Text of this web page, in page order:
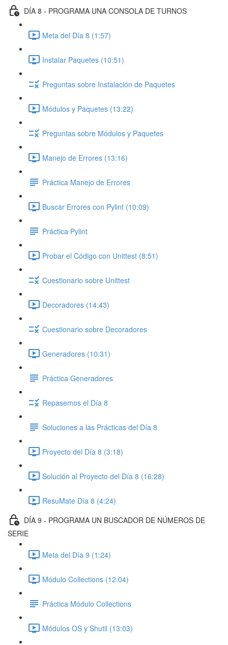
DÍA 8 - PROGRAMA UNA CONSOLA DE TURNOS
Meta del Día 8 (1:57)
Instalar Paquetes (10:51)
Preguntas sobre Instalación de Paquetes
Módulos y Paquetes (13:22)
Preguntas sobre Módulos y Paquetes
Manejo de Errores (13:16)
Práctica Manejo de Errores
Buscar Errores con Pylint (10:09)
Práctica Pylint
Probar el Código con Unittest (8:51)
Cuestionario sobre Unittest
Decoradores (14:43)
Cuestionario sobre Decoradores
Generadores (10:31)
Práctica Generadores
Repasemos el Día 8
Soluciones a las Prácticas del Día 8
Proyecto del Día 8 (3:18)
Solución al Proyecto del Día 8 (16:28)
ResuMate Día 8 (4:24)
DÍA 9 - PROGRAMA UN BUSCADOR DE NÚMEROS DE
SERIE
Meta del Día 9 (1:24)
Módulo Collections (12:04)
Práctica Módulo Collections
Módulos OS y Shutil (13:03)